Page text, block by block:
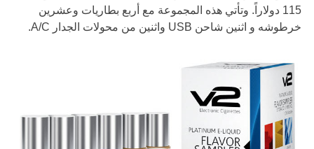
115 دولاراً. وتأتي هذه المجموعة مع أربع بطاريات وعشرين
خرطوشه و اثنين شاحن USB واثنين من محولات الجدار A/C.